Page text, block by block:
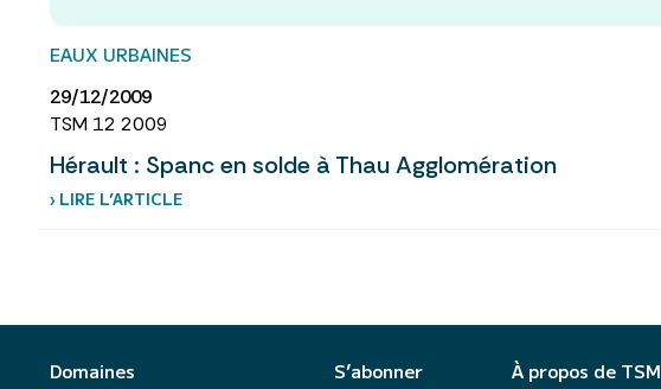
EAUX URBAINES
29/12/2009
TSM 12 2009
Hérault : Spanc en solde à Thau Agglomération
› LIRE L’ARTICLE
Domaines S’abonner À propos de TSM